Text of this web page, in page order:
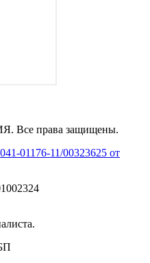
права защищены.
01176-11/00323625 от